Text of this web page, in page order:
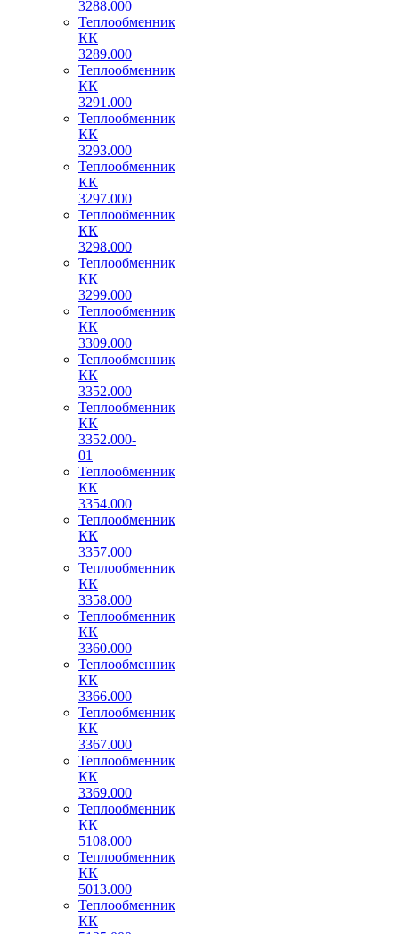
3288.000
Теплообменник
КК
3289.000
Теплообменник
КК
3291.000
Теплообменник
КК
3293.000
Теплообменник
КК
3297.000
Теплообменник
КК
3298.000
Теплообменник
КК
3299.000
Теплообменник
КК
3309.000
Теплообменник
КК
3352.000
Теплообменник
КК
3352.000-
01
Теплообменник
КК
3354.000
Теплообменник
КК
3357.000
Теплообменник
КК
3358.000
Теплообменник
КК
3360.000
Теплообменник
КК
3366.000
Теплообменник
КК
3367.000
Теплообменник
КК
3369.000
Теплообменник
КК
5108.000
Теплообменник
КК
5013.000
Теплообменник
КК